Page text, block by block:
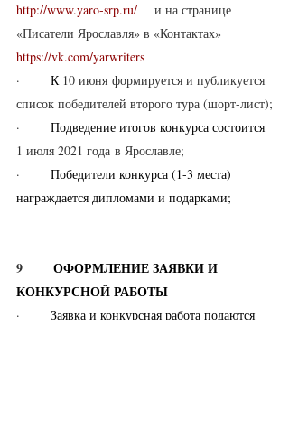
http://www.yaro-srp.ru/ и на странице
«Писатели Ярославля» в «Контактах»
https://vk.com/yarwriters
· К 10 июня формируется и публикуется
список победителей второго тура (шорт-лист);
· Подведение итогов конкурса состоится
1 июля 2021 года в Ярославле;
· Победители конкурса (1-3 места)
награждается дипломами и подарками;
9 ОФОРМЛЕНИЕ ЗАЯВКИ И
КОНКУРСНОЙ РАБОТЫ
· Заявка и конкурсная работа подаются